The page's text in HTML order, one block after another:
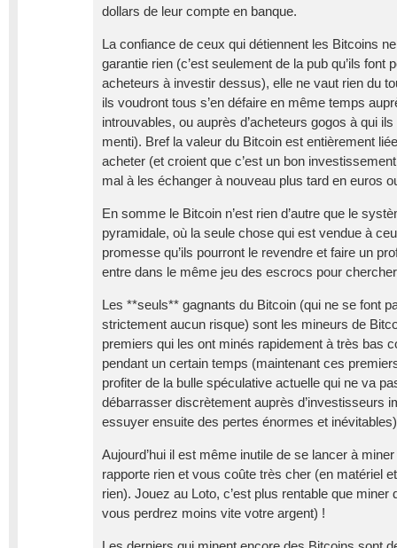
dollars de leur compte en banque.
La confiance de ceux qui détiennent les Bitcoins
garantie rien (c’est seulement de la pub qu’ils font
acheteurs à investir dessus), elle ne vaut rien du
ils voudront tous s’en défaire en même temps
introuvables, ou auprès d’acheteurs gogos à qui
menti). Bref la valeur du Bitcoin est entièrement
acheter (et croient que c’est un bon
mal à les échanger à nouveau plus tard en euros
En somme le Bitcoin n’est rien d’autre que le
pyramidale, où la seule chose qui est vendue à
promesse qu’ils pourront le revendre et faire un
entre dans le même jeu des escrocs pour
Les **seuls** gagnants du Bitcoin (qui ne se font
strictement aucun risque) sont les mineurs de
premiers qui les ont minés rapidement à très bas
pendant un certain temps (maintenant ces
profiter de la bulle spéculative actuelle qui ne va
débarrasser discrètement auprès d’investisseurs
essuyer ensuite des pertes énormes et
Aujourd’hui il est même inutile de se lancer à
rapporte rien et vous coûte très cher (en matériel
rien). Jouez au Loto, c’est plus rentable que
vous perdrez moins vite votre argent) !